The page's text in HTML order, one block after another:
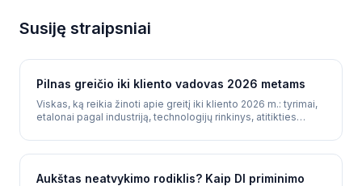
Susiję straipsniai
Pilnas greičio iki kliento vadovas 2026 metams
Viskas, ką reikia žinoti apie greitį iki kliento 2026 m.: tyrimai,
etalonai pagal industriją, technologijų rinkinys, atitikties
atsakymo sistemą su DI.
Aukštas neatvykimo rodiklis? Kaip DI priminimo